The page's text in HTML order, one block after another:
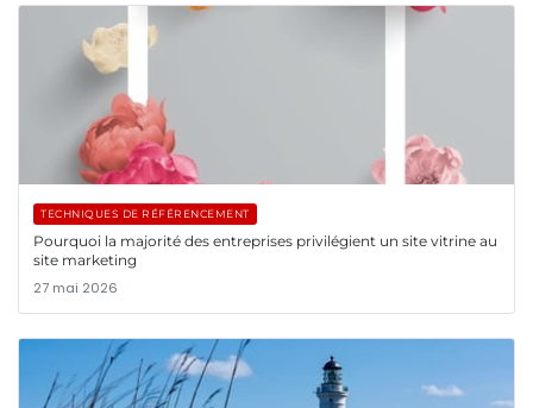
TECHNIQUES DE RÉFÉRENCEMENT
Pourquoi la majorité des entreprises privilégient un site vitrine au
site marketing
27 mai 2026